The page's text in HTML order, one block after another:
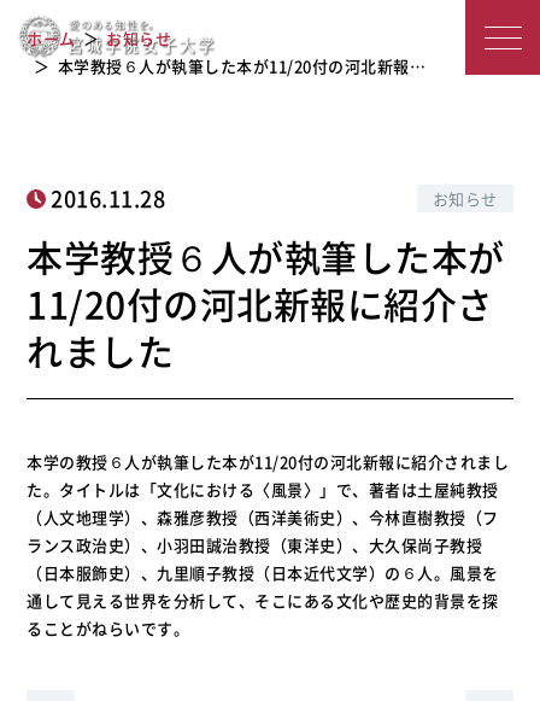
城
子
大
本学教授６人が執筆した本が11/20付
の河北新報に紹介されました
ホーム
お知らせ
本学教授６人が執筆した本が11/20付の河北新報…
2016.11.28 お知らせ
本学教授６人が執筆した本が
11/20付の河北新報に紹介さ
れました
本学の教授６人が執筆した本が11/20付の河北新報に紹介されまし
た。タイトルは「文化における〈風景〉」で、著者は土屋純教授
（人文地理学）、森雅彦教授（西洋美術史）、今林直樹教授（フ
ランス政治史）、小羽田誠治教授（東洋史）、大久保尚子教授
（日本服飾史）、九里順子教授（日本近代文学）の６人。風景を
通して見える世界を分析して、そこにある文化や歴史的背景を探
ることがねらいです。